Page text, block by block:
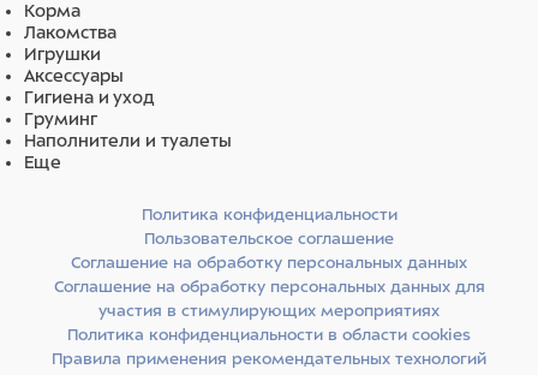
Питательные добавки в 1 кг:
ацетат): 30 000 МЕ, витамин D3: 2 100 МЕ, витамин Е
(альфа-токоферола ацетат): 90 мг, селен (селенит
натрия 0,2 мг): 0,09 мг, марганец (сульфат марганца
моногидрат 30 мг): 9,75 мг, цинк (оксид цинка 140 мг):
112,4 мг, медь (сульфат меди (II) пентагидрат 12 мг):
3,06 мг, железо (сульфат железа (II) моногидрат 100
мг): 32,9 мг, йод (йодат кальция безводный 1,6 мг):
таурин: 2 200 мг, L-карнитин: 1 000 мг.
Технологические добавки:экстракты токоферолов из
растительных масел.
Ингредиенты
Корма
Лакомства
Игрушки
Аксессуары
Гигиена и уход
Груминг
Наполнители и туалеты
Еще
Политика конфиденциальности
Пользовательское соглашение
Соглашение на обработку персональных данных
Соглашение на обработку персональных данных для
участия в стимулирующих мероприятиях
Политика конфиденциальности в области cookies
Правила применения рекомендательных технологий